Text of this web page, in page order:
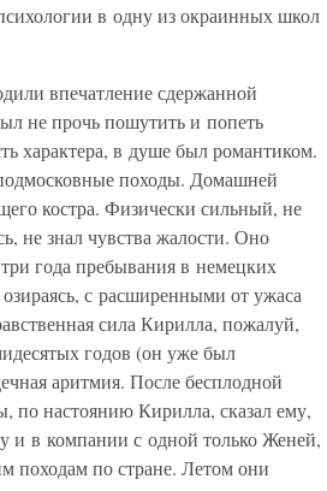
в одну из окраинных школ
впечатление сдержанной
не прочь пошутить и попеть
характера, в душе был романтиком.
походы. Домашней
костра. Физически сильный, не
не знал чувства жалости. Оно
года пребывания в немецких
с расширенными от ужаса
сила Кирилла, пожалуй,
годов (он уже был
аритмия. После бесплодной
по настоянию Кирилла, сказал ему,
и в компании с одной только Женей,
походам по стране. Летом они